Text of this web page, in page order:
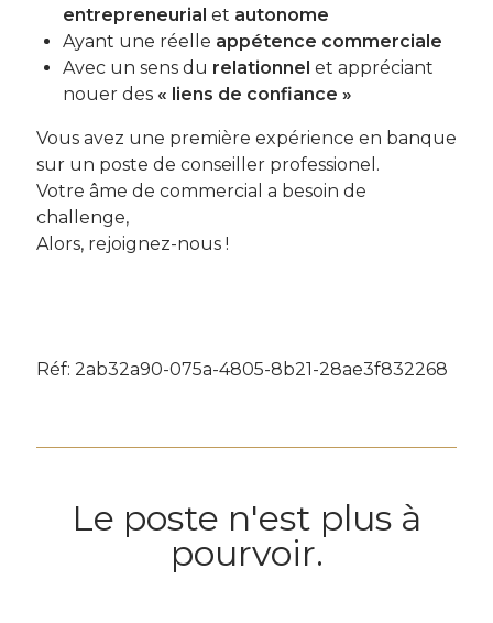
entrepreneurial et autonome
Ayant une réelle appétence commerciale
Avec un sens du relationnel et appréciant
nouer des « liens de confiance »
Vous avez une première expérience en banque
sur un poste de conseiller professionel.
Votre âme de commercial a besoin de
challenge,
Alors, rejoignez-nous !
Réf: 2ab32a90-075a-4805-8b21-28ae3f832268
Le poste n'est plus à
pourvoir.